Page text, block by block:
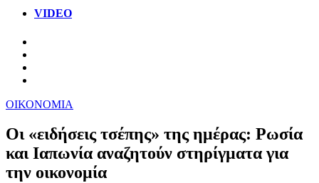
VIDEO
ΟΙΚΟΝΟΜΙΑ
Οι «ειδήσεις τσέπης» της ημέρας: Ρωσία
και Ιαπωνία αναζητούν στηρίγματα για
την οικονομία